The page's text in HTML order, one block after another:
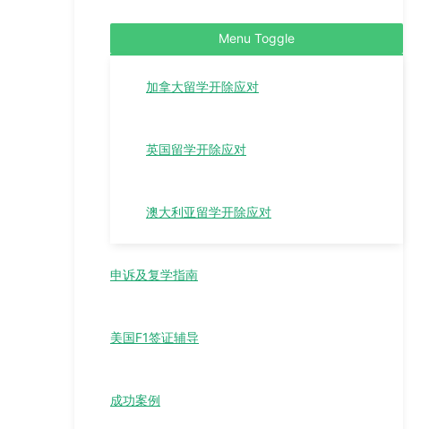
Menu Toggle
加拿大留学开除应对
英国留学开除应对
澳大利亚留学开除应对
申诉及复学指南
美国F1签证辅导
成功案例